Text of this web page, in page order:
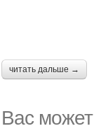
читать дальше →
Вас